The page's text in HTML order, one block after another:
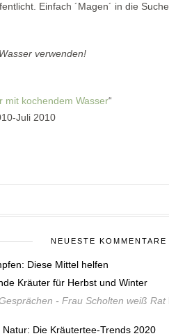
Einfach ´Magen´ in die
verwenden!
mit kochendem Wasser“
Juli 2010
NEUESTE KOMMENTARE
Diese Mittel helfen
Kräuter für Herbst und Winter
- Frau Scholten weiß Rat
Die Kräutertee-Trends 2020